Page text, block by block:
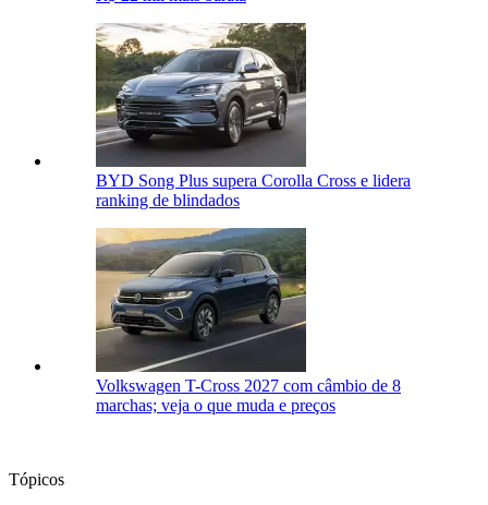
BYD Song Plus supera Corolla Cross e lidera
ranking de blindados
Volkswagen T-Cross 2027 com câmbio de 8
marchas; veja o que muda e preços
Tópicos